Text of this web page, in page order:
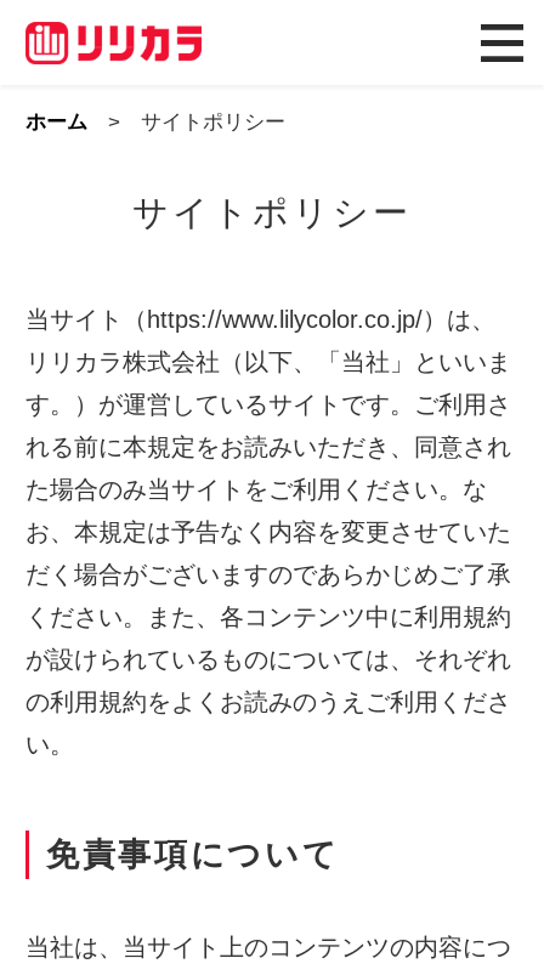
ホーム サイトポリシー
サイトポリシー
当サイト（https://www.lilycolor.co.jp/）は、
リリカラ株式会社（以下、「当社」といいま
す。）が運営しているサイトです。ご利用さ
れる前に本規定をお読みいただき、同意され
た場合のみ当サイトをご利用ください。な
お、本規定は予告なく内容を変更させていた
だく場合がございますのであらかじめご了承
ください。また、各コンテンツ中に利用規約
が設けられているものについては、それぞれ
の利用規約をよくお読みのうえご利用くださ
い。
免責事項について
当社は、当サイト上のコンテンツの内容につ